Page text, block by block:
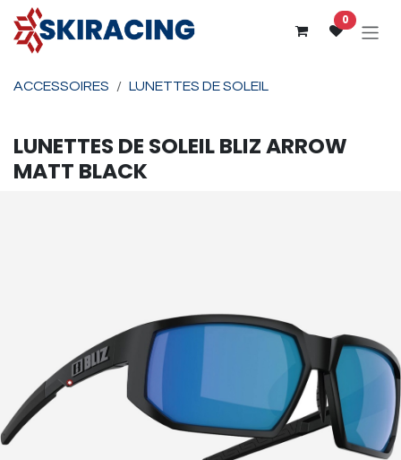
Se rendre au contenu
0
ACCESSOIRES LUNETTES DE SOLEIL
LUNETTES DE SOLEILBLIZARROW
MATT BLACK